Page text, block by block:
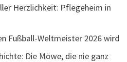
Herzlichkeit: Pflegeheim in
Fußball-Weltmeister 2026 wird
Die Möwe, die nie ganz